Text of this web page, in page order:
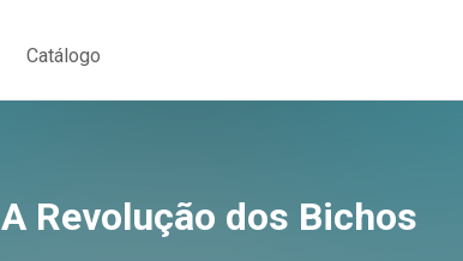
Catálogo
A Revolução dos Bichos